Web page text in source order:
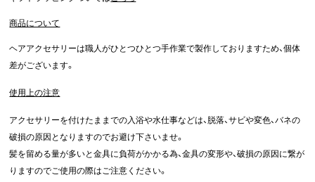
商品について
ヘアアクセサリーは職人がひとつひとつ手作業で製作しておりますため、個体
差がございます。
使用上の注意
アクセサリーを付けたままでの入浴や水仕事などは、脱落、サビや変色、バネの
破損の原因となりますのでお避け下さいませ。
髪を留める量が多いと金具に負荷がかかる為、金具の変形や、破損の原因に繋が
りますのでご使用の際はご注意ください。